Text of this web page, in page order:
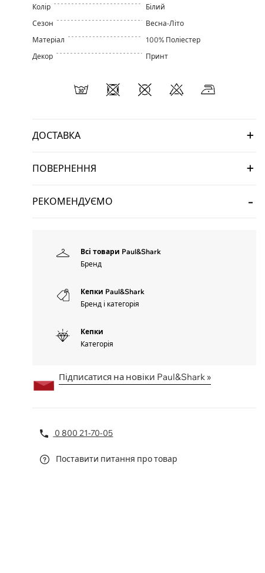
Колір
Білий
Сезон
Весна-Літо
Матеріал
100% Поліестер
Декор
Принт
ДОСТАВКА
ПОВЕРНЕННЯ
РЕКОМЕНДУЄМО
Всі товари Paul&Shark
Бренд
Кепки Paul&Shark
Бренд і категорія
Кепки
Категорія
Підписатися на новіки Paul&Shark »
0 800 21-70-05
Поставити питання про товар